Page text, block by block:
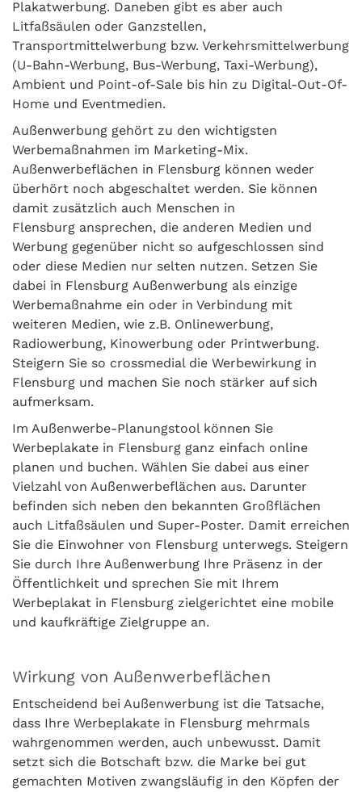
Plakatwerbung. Daneben gibt es aber auch
Litfaßsäulen oder Ganzstellen,
Transportmittelwerbung bzw. Verkehrsmittelwerbung
(U-Bahn-Werbung, Bus-Werbung, Taxi-Werbung),
Ambient und Point-of-Sale bis hin zu Digital-Out-Of-
Home und Eventmedien.
Außenwerbung gehört zu den wichtigsten
Werbemaßnahmen im Marketing-Mix.
Außenwerbeflächen in Flensburg können weder
überhört noch abgeschaltet werden. Sie können
damit zusätzlich auch Menschen in
Flensburg ansprechen, die anderen Medien und
Werbung gegenüber nicht so aufgeschlossen sind
oder diese Medien nur selten nutzen. Setzen Sie
dabei in Flensburg Außenwerbung als einzige
Werbemaßnahme ein oder in Verbindung mit
weiteren Medien, wie z.B. Onlinewerbung,
Radiowerbung, Kinowerbung oder Printwerbung.
Steigern Sie so crossmedial die Werbewirkung in
Flensburg und machen Sie noch stärker auf sich
aufmerksam.
Im Außenwerbe-Planungstool können Sie
Werbeplakate in Flensburg ganz einfach online
planen und buchen. Wählen Sie dabei aus einer
Vielzahl von Außenwerbeflächen aus. Darunter
befinden sich neben den bekannten Großflächen
auch Litfaßsäulen und Super-Poster. Damit erreichen
Sie die Einwohner von Flensburg unterwegs. Steigern
Sie durch Ihre Außenwerbung Ihre Präsenz in der
Öffentlichkeit und sprechen Sie mit Ihrem
Werbeplakat in Flensburg zielgerichtet eine mobile
und kaufkräftige Zielgruppe an.
Wirkung von Außenwerbeflächen
Entscheidend bei Außenwerbung ist die Tatsache,
dass Ihre Werbeplakate in Flensburg mehrmals
wahrgenommen werden, auch unbewusst. Damit
setzt sich die Botschaft bzw. die Marke bei gut
gemachten Motiven zwangsläufig in den Köpfen der